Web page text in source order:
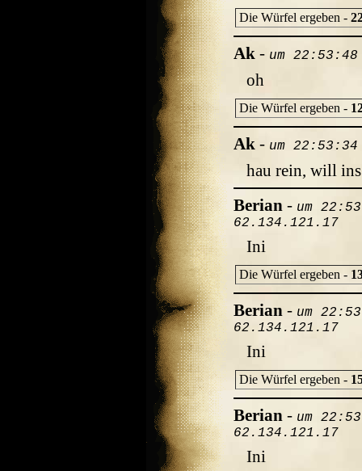
Die Würfel ergeben -
Ak - um
oh
Die Würfel ergeben -
Ak - um
hau rein, will
Berian - um
62.134.121.17
Ini
Die Würfel ergeben -
Berian - um
62.134.121.17
Ini
Die Würfel ergeben -
Berian - um
62.134.121.17
Ini